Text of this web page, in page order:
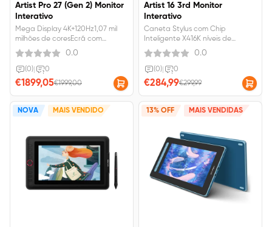
Artist Pro 27 (Gen 2) Monitor
Interativo
Mega Display 4K+120Hz1,07 mil
milhões de coresEcrã com
textura semelhante à do papel,
tecnologia X-Touch
0.0
(0) 0
€1899,05€1999,00
Artist 16 3rd Monitor
Interativo
Caneta Stylus com Chip
Inteligente X416K níveis de
pressãoAtalho Inovador com X-
Dial
0.0
(0) 0
€284,99€299,99
NOVA MAIS VENDIDO 13% OFF MAIS VENDIDAS